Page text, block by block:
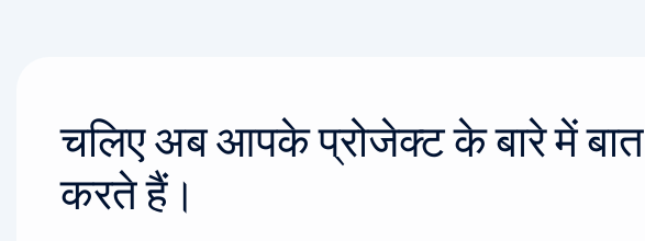
चलिए अब आपके प्रोजेक्ट के बारे में बात
करते हैं।